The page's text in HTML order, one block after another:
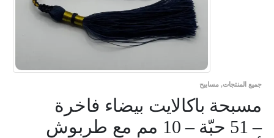
جميع المنتجات, مسابيح
مسبحة باكالايت بيضاء فاخرة
– 51 حبّة – 10 مم مع طربوش